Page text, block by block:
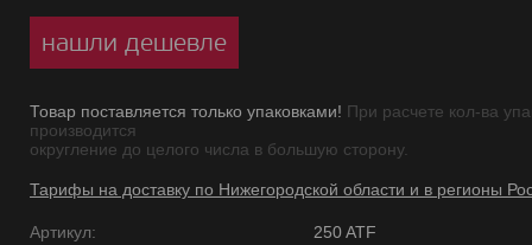
нашли дешевле
Товар поставляется только упаковками! При расчете кол-ва
производится
округление до целого числа в большую сторону.
Тарифы на доставку по Нижегородской области и в регионы
Артикул:
250 ATF